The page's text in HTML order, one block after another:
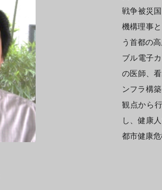
戦争被災
機構理事
う首都の
ブル電子
の医師、
ンフラ構
観点から
し、健康
都市健康危